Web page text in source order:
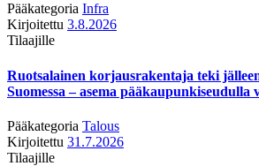
Pääkategoria Infra
Kirjoitettu 3.8.2026
Tilaajille
Ruotsalainen korjausrakentaja teki
Suomessa – asema pääkaupunkiseudulla
Pääkategoria Talous
Kirjoitettu 31.7.2026
Tilaajille